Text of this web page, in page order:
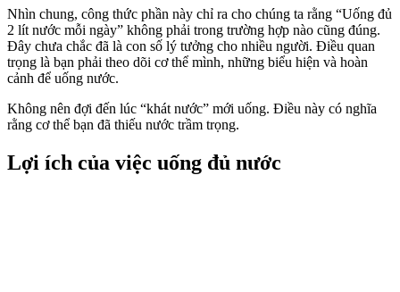
Nhìn chung, công thức phần này chỉ ra cho chúng ta rằng “Uống đủ
2 lít nước mỗi ngày” không phải trong trường hợp nào cũng đúng.
Đây chưa chắc đã là con số lý tưởng cho nhiều người. Điều quan
trọng là bạn phải theo dõi cơ thể mình, những biểu hiện và hoàn
cảnh để uống nước.
Không nên đợi đến lúc “khát nước” mới uống. Điều này có nghĩa
rằng cơ thể bạn đã thiếu nước trầm trọng.
Lợi ích của việc uống đủ nước